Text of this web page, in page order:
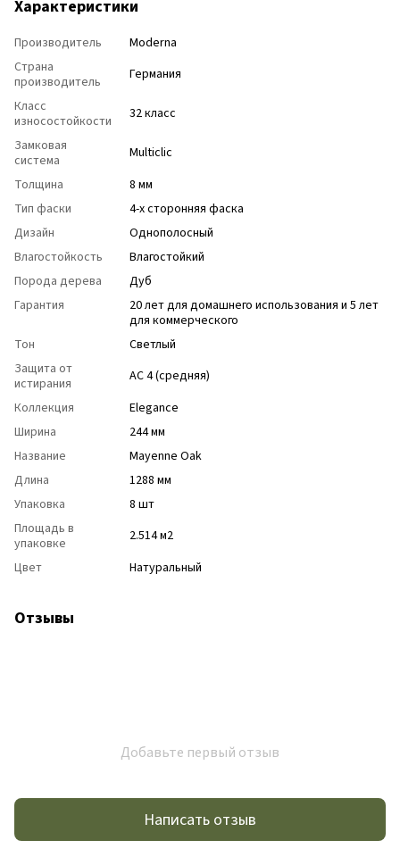
Характеристики
Производитель
Moderna
Страна
производитель
Германия
Класс
износостойкости
32 класс
Замковая
система
Multiclic
Толщина
8 мм
Тип фаски
4-х сторонняя фаска
Дизайн
Однополосный
Влагостойкость
Влагостойкий
Порода дерева
Дуб
Гарантия
20 лет для домашнего использования и 5 лет
для коммерческого
Тон
Светлый
Защита от
истирания
АС 4 (средняя)
Коллекция
Elegance
Ширина
244 мм
Название
Mayenne Oak
Длина
1288 мм
Упаковка
8 шт
Площадь в
упаковке
2.514 м2
Цвет
Натуральный
Отзывы
Добавьте первый отзыв
Написать отзыв